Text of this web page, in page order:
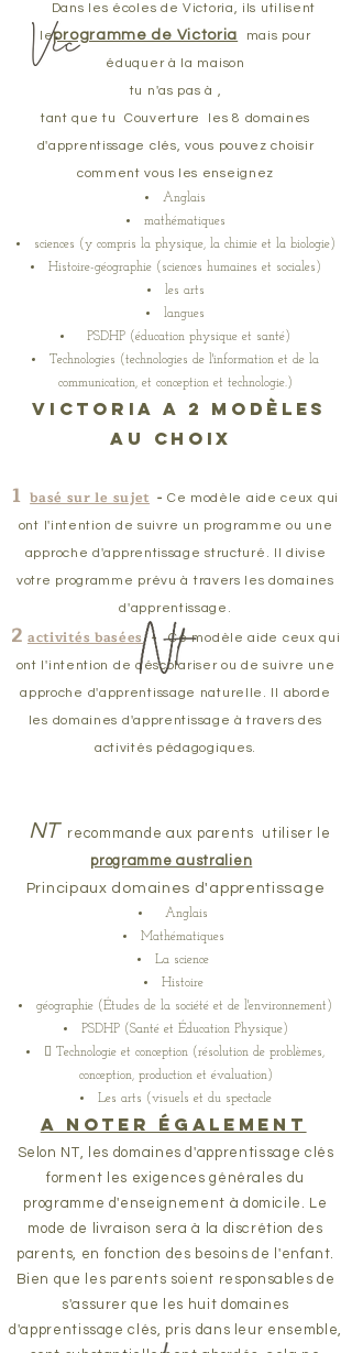
Dans les écoles de Victoria, ils utilisent
leprogramme de Victoria
mais pour
éduquer à la maison
tu n'as pas à ,
tant que tu
Couverture
les 8 domaines
d'apprentissage clés, vous pouvez choisir
comment vous les enseignez
Anglais
mathématiques
sciences (y compris la physique, la chimie et la biologie)
Histoire-géographie (sciences humaines et sociales)
les arts
langues
PSDHP (éducation physique et santé)
Technologies (technologies de l'information et de la
communication, et conception et technologie.)
Victoria a 2 modèles
au choix
1 basé sur le sujet - Ce modèle aide ceux qui
ont l'intention de suivre un programme ou une
approche d'apprentissage structuré. Il divise
votre programme prévu à travers les domaines
d'apprentissage.
2 activités basées -
Ce modèle aide ceux qui
ont l'intention de déscolariser ou de suivre une
approche d'apprentissage naturelle. Il aborde
les domaines d'apprentissage à travers des
activités pédagogiques.
NT recommande aux parents
utiliser le
programme australien
Principaux domaines d'apprentissage
Anglais
Mathématiques
La science
Histoire
géographie (Études de la société et de l'environnement)
PSDHP (Santé et Éducation Physique)
 Technologie et conception (résolution de problèmes,
conception, production et évaluation)
Les arts (visuels et du spectacle
A noter également
Selon NT, les domaines d'apprentissage clés
forment les exigences générales du
programme d'enseignement à domicile. Le
mode de livraison sera à la discrétion des
parents, en fonction des besoins de l'enfant.
Bien que les parents soient responsables de
s'assurer que les huit domaines
d'apprentissage clés, pris dans leur ensemble,